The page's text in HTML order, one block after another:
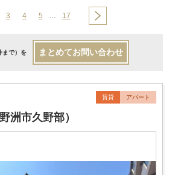
3 4 5 … 17
まで）を まとめてお問い合わせ
賃貸 アパート
洲市久野部）